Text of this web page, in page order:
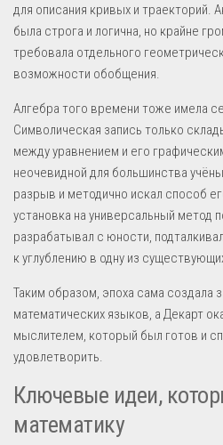
для описания кривых и траекторий.
была строга и логична, но крайне
требовала отдельного
возможности обобщения.
Алгебра того времени тоже имела
Символическая запись только
между уравнением и его
неочевидной для большинства
разрыв и методично искал способ
установка на универсальный метод
разрабатывал с юности,
к углублению в одну из
Таким образом, эпоха сама создала
математических языков, а Декарт
мыслителем, который был готов и
удовлетворить.
Ключевые идеи,
математику